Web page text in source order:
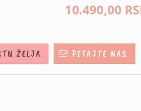
10.490,00
ŽELJA PITAJTE NAS